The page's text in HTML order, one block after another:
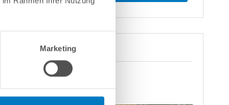
Marketing